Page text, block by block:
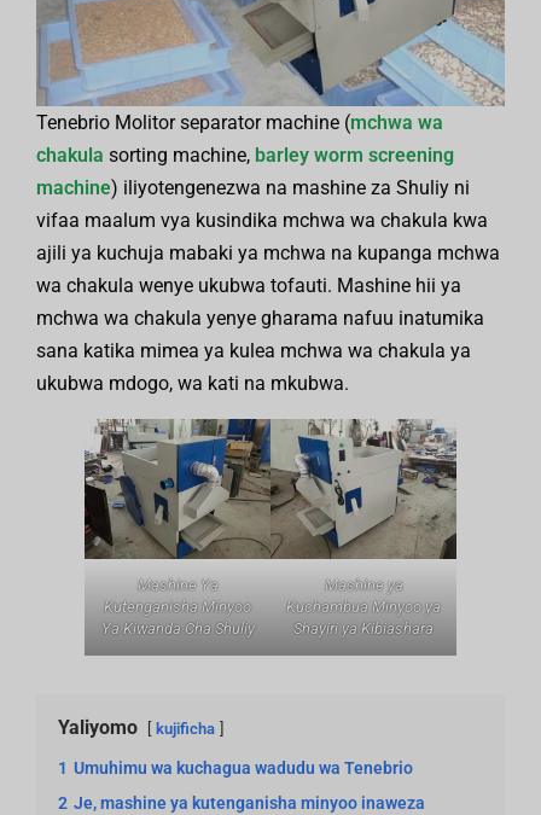
Tenebrio Molitor separator machine (mchwa wa
chakula sorting machine, barley worm screening
machine) iliyotengenezwa na mashine za Shuliy ni
vifaa maalum vya kusindika mchwa wa chakula kwa
ajili ya kuchuja mabaki ya mchwa na kupanga mchwa
wa chakula wenye ukubwa tofauti. Mashine hii ya
mchwa wa chakula yenye gharama nafuu inatumika
sana katika mimea ya kulea mchwa wa chakula ya
ukubwa mdogo, wa kati na mkubwa.
Mashine Ya
Kutenganisha Minyoo
Ya Kiwanda Cha Shuliy
Mashine ya
Kuchambua Minyoo ya
Shayiri ya Kibiashara
Yaliyomo kujificha
1 Umuhimu wa kuchagua wadudu wa Tenebrio
2 Je, mashine ya kutenganisha minyoo inaweza